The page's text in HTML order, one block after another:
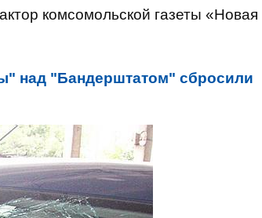
комсомольской газеты «Новая
над "Бандерштатом" сбросили